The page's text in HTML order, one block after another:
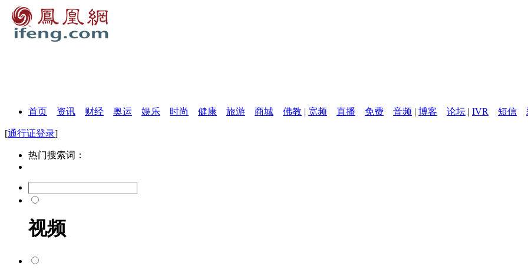
首页 资讯 财经 奥运 娱乐 时尚 健康 旅游 商城 佛教 | 宽频 直播 免费 音频 | 博客 论坛 | IVR 短信
[通行证登录]
热门搜索词：
视频